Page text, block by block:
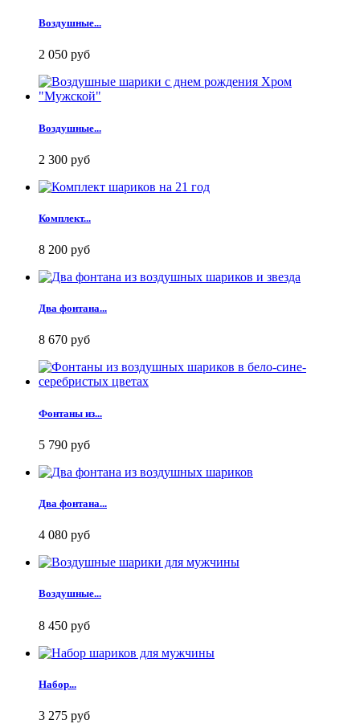
Воздушные...
2 050 руб
Воздушные...
2 300 руб
Комплект...
8 200 руб
Два фонтана...
8 670 руб
Фонтаны из...
5 790 руб
Два фонтана...
4 080 руб
Воздушные...
8 450 руб
Набор...
3 275 руб